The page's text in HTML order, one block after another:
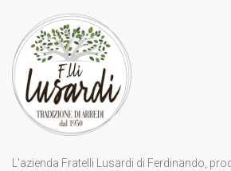
L'azienda Fratelli Lusardi di Ferdinando,